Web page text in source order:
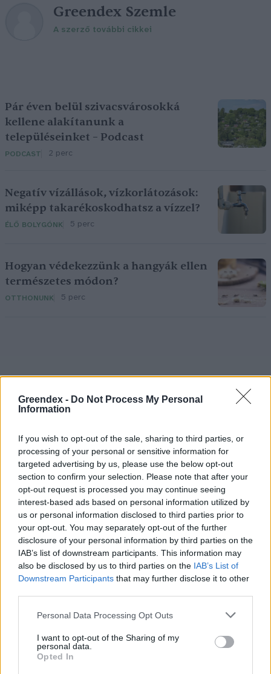
Greendex - Do Not Process My Personal
Information
If you wish to opt-out of the sale, sharing to third parties, or
processing of your personal or sensitive information for
targeted advertising by us, please use the below opt-out
section to confirm your selection. Please note that after your
opt-out request is processed you may continue seeing
interest-based ads based on personal information utilized by
us or personal information disclosed to third parties prior to
your opt-out. You may separately opt-out of the further
disclosure of your personal information by third parties on the
IAB’s list of downstream participants. This information may
also be disclosed by us to third parties on the IAB’s List of
Downstream Participants that may further disclose it to other
Personal Data Processing Opt Outs
I want to opt-out of the Sharing of my
personal data.
Opted In
Greendex Szemle
A szerző további cikkei
Pár éven belül szivacsvárosokká
kellene alakítanunk a
településeinket – Podcast
PODCAST 2 perc
Negatív vízállások, vízkorlátozások:
miképp takarékoskodhatsz a vízzel?
ÉLŐ BOLYGÓNK 5 perc
Hogyan védekezzünk a hangyák ellen
természetes módon?
OTTHONUNK 5 perc
Holnapután
„Mindegy már, hogy milyen
víz, csak víz legyen” |
Holnapután
Greendex 55:58
A
az ember
Greendex